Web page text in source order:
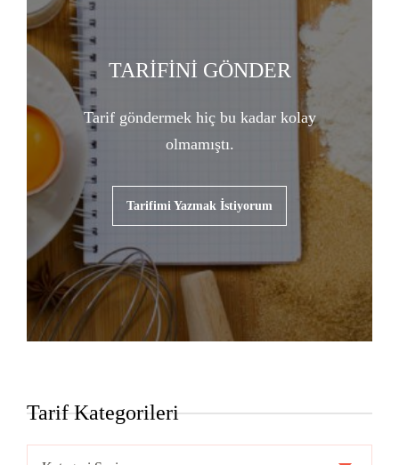
TARİFİNİ GÖNDER
Tarif göndermek hiç bu kadar kolay
olmamıştı.
Tarifimi Yazmak İstiyorum
Tarif Kategorileri